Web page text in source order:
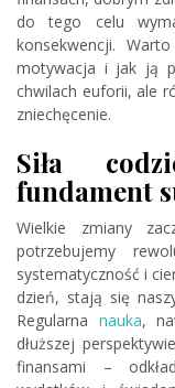
do tego celu
konsekwencji.
motywacja i jak ją
chwilach euforii, ale
zniechęcenie.
Siła
fundament
Wielkie zmiany
potrzebujemy
systematyczność i
dzień, stają się
Regularna nauka,
dłuższej
finansami –